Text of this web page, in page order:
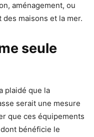
aménagement, ou
maisons et la mer.
seule
plaidé que la
serait une mesure
que ces équipements
bénéficie le